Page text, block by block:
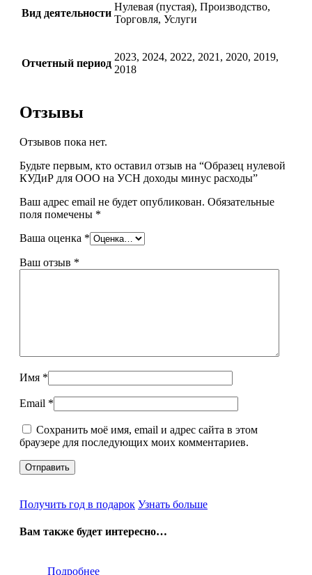
Вид деятельности
Нулевая (пустая), Производство,
Торговля, Услуги
Отчетный период
2023, 2024, 2022, 2021, 2020, 2019,
2018
Отзывы
Отзывов пока нет.
Будьте первым, кто оставил отзыв на “Образец нулевой
КУДиР для ООО на УСН доходы минус расходы”
Ваш адрес email не будет опубликован. Обязательные
поля помечены *
Ваша оценка *
Ваш отзыв *
Имя *
Email *
Сохранить моё имя, email и адрес сайта в этом
браузере для последующих моих комментариев.
Получить год в подарок Узнать больше
Вам также будет интересно…
Подробнее